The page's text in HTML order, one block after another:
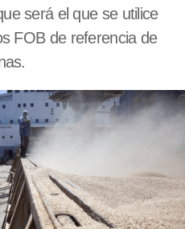
será el que se utilice
FOB de referencia de